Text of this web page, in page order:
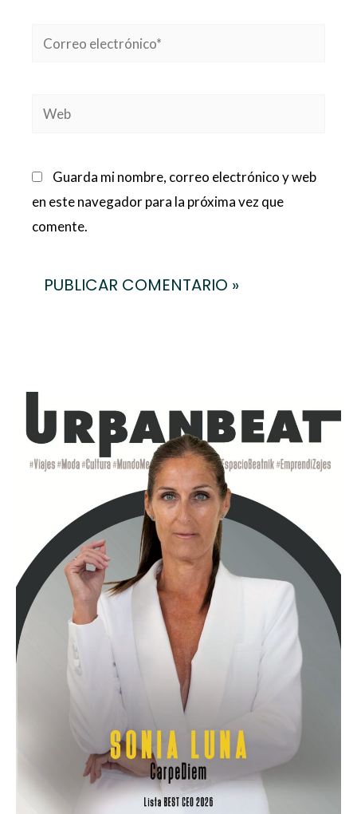
Correo
Web
Guarda mi nombre, correo electrónico y web
en este navegador para la próxima vez que
comente.